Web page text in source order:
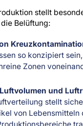
stellt
Belüftung:
so konzipiert
Zonen
und
stellt
von Lebensmitteln